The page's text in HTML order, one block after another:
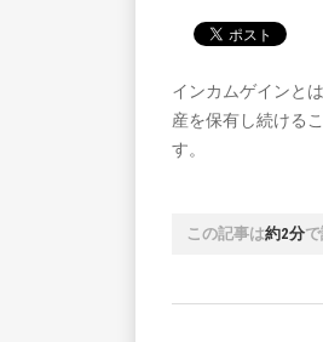
インカムゲインと
産を保有し続ける
す。
この記事は約2分